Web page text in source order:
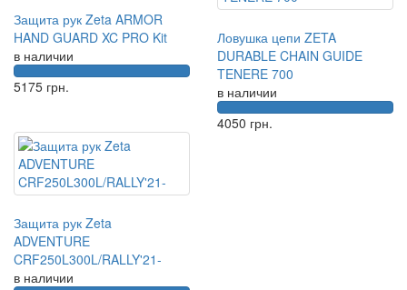
Защита рук Zeta ARMOR
HAND GUARD XC PRO Kit
в наличии
5175 грн.
Ловушка цепи ZETA
DURABLE CHAIN GUIDE
TENERE 700
в наличии
4050 грн.
Защита рук Zeta
ADVENTURE
CRF250L300L/RALLY'21-
в наличии